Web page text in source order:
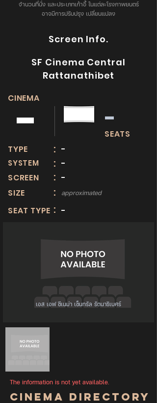
จำนวนที่นั่ง และประเภทเก้าอี้ ในแต่ละโรงภาพยนตร์
อาจมีการปรับปรุง เปลี่ยนแปลง
Screen Info.
SF Cinema Central
Rattanathibet
-
CINEMA
TYPE
SYSTEM
SCREEN
:
:
:
-
-
-
SEATS
-
SIZE : approximated
SEAT TYPE : -
เอส เอฟ ซีเนม่า เซ็นทรัล รัตนาธิเบศร์
The information is not yet available.
Cinema Directory